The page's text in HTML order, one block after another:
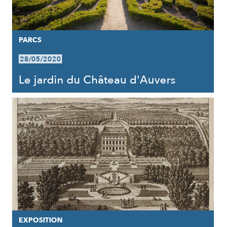
PARCS
28/05/2020
Le jardin du Château d'Auvers
EXPOSITION